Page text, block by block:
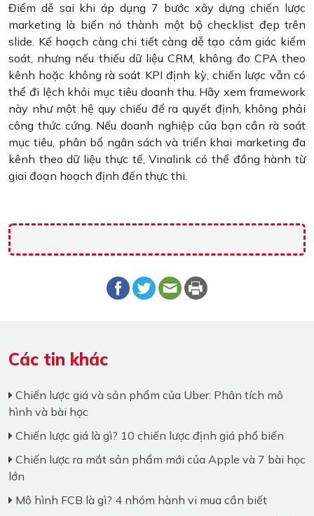
Điểm dễ sai khi áp dụng 7 bước xây dựng chiến lược
marketing là biến nó thành một bộ checklist đẹp trên
slide. Kế hoạch càng chi tiết càng dễ tạo cảm giác kiểm
soát, nhưng nếu thiếu dữ liệu CRM, không đo CPA theo
kênh hoặc không rà soát KPI định kỳ, chiến lược vẫn có
thể đi lệch khỏi mục tiêu doanh thu. Hãy xem framework
này như một hệ quy chiếu để ra quyết định, không phải
công thức cứng. Nếu doanh nghiệp của bạn cần rà soát
mục tiêu, phân bổ ngân sách và triển khai marketing đa
kênh theo dữ liệu thực tế, Vinalink có thể đồng hành từ
giai đoạn hoạch định đến thực thi.
Các tin khác
Chiến lược giá và sản phẩm của Uber: Phân tích mô
hình và bài học
Chiến lược giá là gì? 10 chiến lược định giá phổ biến
Chiến lược ra mắt sản phẩm mới của Apple và 7 bài học
lớn
Mô hình FCB là gì? 4 nhóm hành vi mua cần biết